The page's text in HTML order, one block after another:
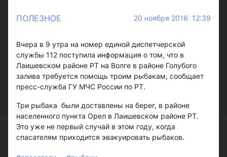
ПОЛЕЗНОЕ 20 ноября 2016 12:39
Вчера в 9 утра на номер единой диспетчерской
службы 112 поступила информация о том, что в
Лаишевском районе РТ на Волге в районе Голубого
залива требуется помощь троим рыбакам, сообщает
пресс-служба ГУ МЧС России по РТ.
Три рыбака были доставлены на берег, в районе
населенного пункта Орел в Лаишевском районе РТ.
Это уже не первый случай в этом году, когда
спасателям приходится эвакуировать рыбаков.